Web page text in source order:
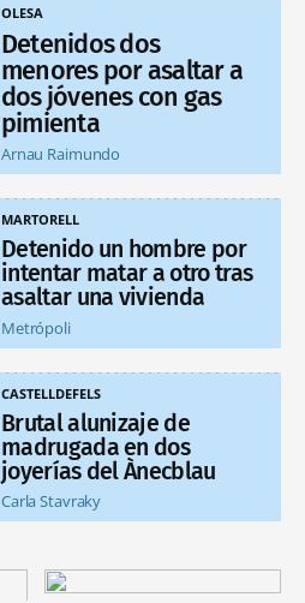
OLESA
Detenidos dos
menores por asaltar a
dos jóvenes con gas
pimienta
Arnau Raimundo
MARTORELL
Detenido un hombre por
intentar matar a otro tras
asaltar una vivienda
Metrópoli
CASTELLDEFELS
Brutal alunizaje de
madrugada en dos
joyerías del Ànecblau
Carla Stavraky